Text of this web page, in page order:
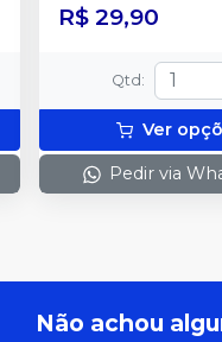
R$ 29,90
Qtd :
Ver
Pedir via
Não achou